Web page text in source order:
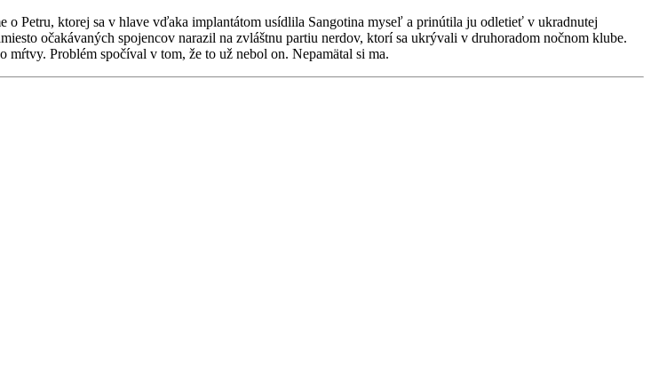
Petru, ktorej sa v hlave vďaka implantátom usídlila Sangotina myseľ a prinútila ju odletieť v ukradnutej
očakávaných spojencov narazil na zvláštnu partiu nerdov, ktorí sa ukrývali v druhoradom nočnom klube.
mŕtvy. Problém spočíval v tom, že to už nebol on. Nepamätal si ma.